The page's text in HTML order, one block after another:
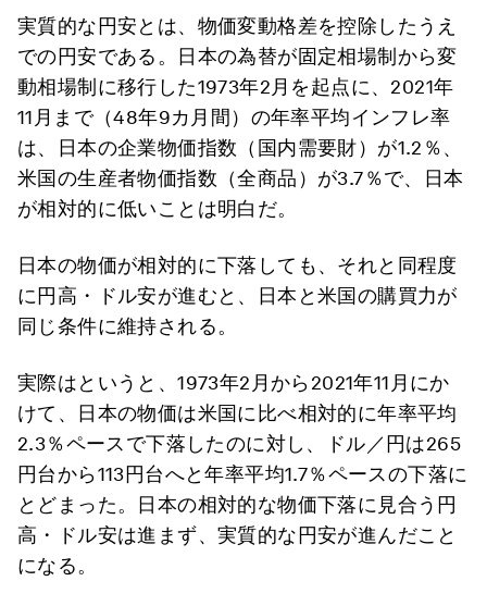
実質的な円安とは、物価変動格差を控除したうえ
での円安である。日本の為替が固定相場制から変
動相場制に移行した1973年2月を起点に、2021年
11月まで（48年9カ月間）の年率平均インフレ率
は、日本の企業物価指数（国内需要財）が1.2％、
米国の生産者物価指数（全商品）が3.7％で、日本
が相対的に低いことは明白だ。
日本の物価が相対的に下落しても、それと同程度
に円高・ドル安が進むと、日本と米国の購買力が
同じ条件に維持される。
実際はというと、1973年2月から2021年11月にか
けて、日本の物価は米国に比べ相対的に年率平均
2.3％ペースで下落したのに対し、ドル／円は265
円台から113円台へと年率平均1.7％ペースの下落に
とどまった。日本の相対的な物価下落に見合う円
高・ドル安は進まず、実質的な円安が進んだこと
になる。